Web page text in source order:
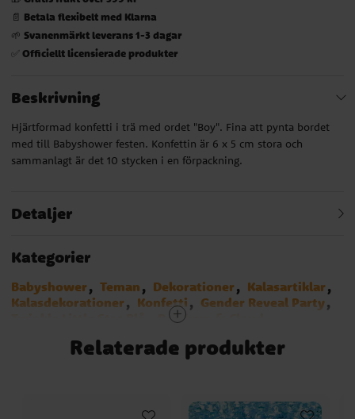
📄 Betala flexibelt med Klarna
🌱 Svanenmärkt leverans 1-3 dagar
✅ Officiellt licensierade produkter
Beskrivning
Hjärtformad konfetti i trä med ordet "Boy". Fina att pynta bordet
med till Babyshower festen. Konfettin är 6 x 5 cm stora och
sammanlagt är det 10 stycken i en förpackning.
Detaljer
Kategorier
Babyshower Teman Dekorationer
Kalasartiklar
Kalasdekorationer
Konfetti
Gender Reveal Party
Rainbow & Cloud
Botanical Baby
Teddybjörn Babyshower
Oh Baby
Relaterade produkter